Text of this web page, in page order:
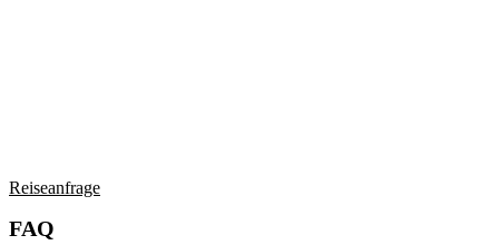
Reiseanfrage
FAQ